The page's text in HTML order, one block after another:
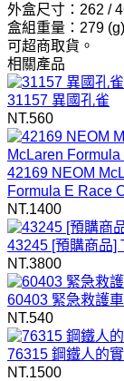
外盒尺寸：262 /
盒組重量：279 (g)
可超商取貨。
相關產品
31157 異國孔雀
NT.560
42169 NEOM
Formula E Race
NT.1400
43245 [預購商品]
NT.3800
60403 緊急救護
NT.540
76315 鋼鐵人的
NT.1500